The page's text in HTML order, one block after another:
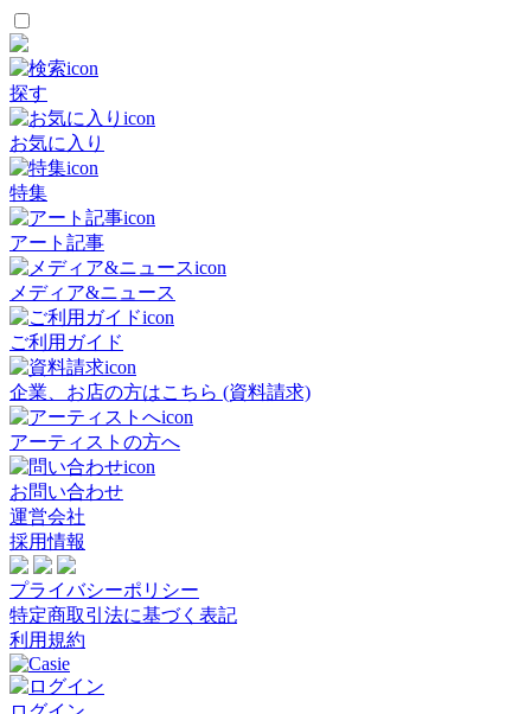
探す
お気に入り
特集
アート記事
メディア&ニュース
ご利用ガイド
企業、お店の方はこちら (資料請求)
アーティストの方へ
お問い合わせ
運営会社
採用情報
プライバシーポリシー
特定商取引法に基づく表記
利用規約